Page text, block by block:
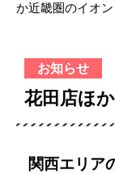
か近畿圏のイオン
お知らせ
花田店ほ
関西エリア